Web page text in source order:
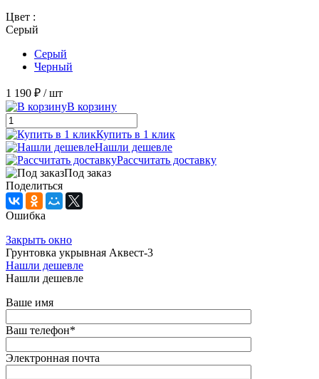
Цвет :
Серый
Серый
Черный
1 190 ₽ / шт
В корзину
Купить в 1 клик
Нашли дешевле
Рассчитать доставку
Под заказ
Поделиться
Ошибка
Закрыть окно
Грунтовка укрывная Аквест-3
Нашли дешевле
Нашли дешевле
Ваше имя
Ваш телефон*
Электронная почта